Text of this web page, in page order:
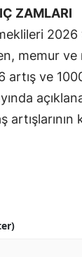
ZAMLARI
2026
memur ve
artış ve